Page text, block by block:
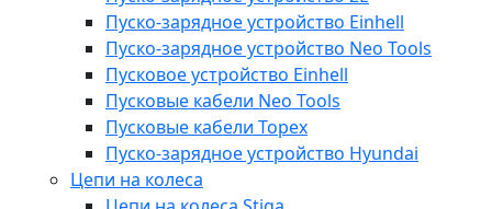
Пуско-зарядное устройство Einhell
Пуско-зарядное устройство Neo Tools
Пусковое устройство Einhell
Пусковые кабели Neo Tools
Пусковые кабели Topex
Пуско-зарядное устройство Hyundai
Цепи на колеса